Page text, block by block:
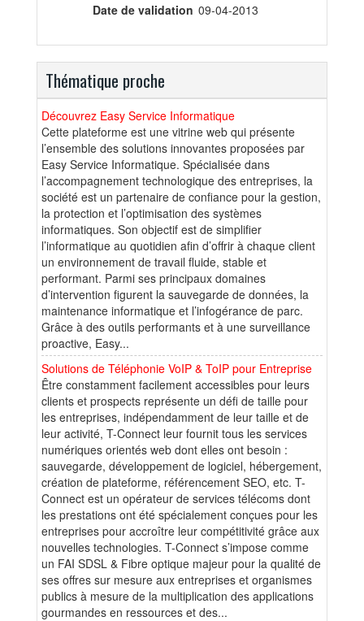
Date de validation 09-04-2013
Thématique proche
Découvrez Easy Service Informatique
Cette plateforme est une vitrine web qui présente
l’ensemble des solutions innovantes proposées par
Easy Service Informatique. Spécialisée dans
l’accompagnement technologique des entreprises, la
société est un partenaire de confiance pour la gestion,
la protection et l’optimisation des systèmes
informatiques. Son objectif est de simplifier
l’informatique au quotidien afin d’offrir à chaque client
un environnement de travail fluide, stable et
performant. Parmi ses principaux domaines
d’intervention figurent la sauvegarde de données, la
maintenance informatique et l’infogérance de parc.
Grâce à des outils performants et à une surveillance
proactive, Easy...
Solutions de Téléphonie VoIP & ToIP pour Entreprise
Être constamment facilement accessibles pour leurs
clients et prospects représente un défi de taille pour
les entreprises, indépendamment de leur taille et de
leur activité, T-Connect leur fournit tous les services
numériques orientés web dont elles ont besoin :
sauvegarde, développement de logiciel, hébergement,
création de plateforme, référencement SEO, etc. T-
Connect est un opérateur de services télécoms dont
les prestations ont été spécialement conçues pour les
entreprises pour accroître leur compétitivité grâce aux
nouvelles technologies. T-Connect s’impose comme
un FAI SDSL & Fibre optique majeur pour la qualité de
ses offres sur mesure aux entreprises et organismes
publics à mesure de la multiplication des applications
gourmandes en ressources et des...